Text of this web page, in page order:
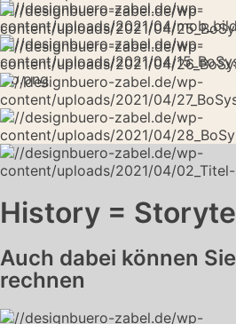
History =
Auch dabei können
rechnen